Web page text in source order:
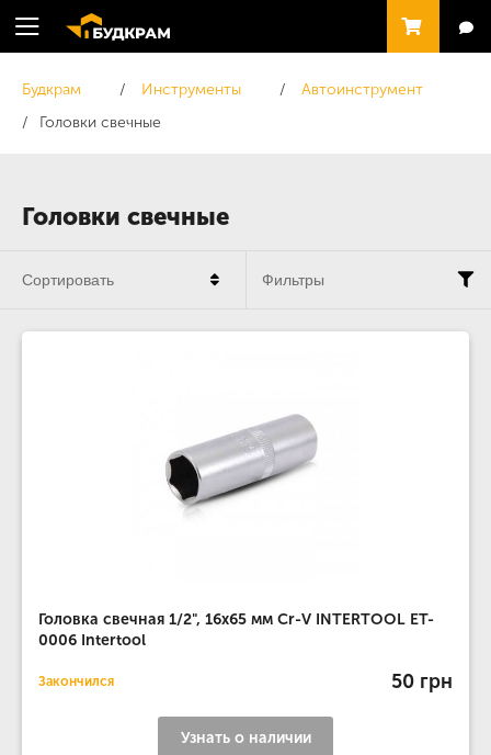
Головки свечные
Будкрам Инструменты
Автоинструмент
Головки свечные
Головка свечная 1/2", 16x65 мм Cr-V INTERTOOL ET-
0006 Intertool
Закончился 50 грн
Узнать о наличии
Сортировать Фильтры